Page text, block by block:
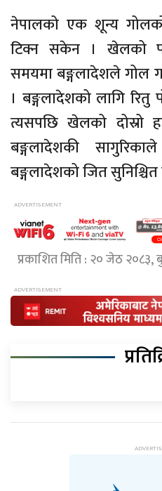
नेपालको एक शून्य
टिक्न सकेन । खेलको
समयमा बङ्गलादेशले गोल
। बङ्गलादेशको लागि रितु
त्यसपछि खेलको दोस्रो
बङ्गलादेशकी
बङ्गलादेशको जित सुनिश्चित
प्रकाशित मिति : २० जेठ